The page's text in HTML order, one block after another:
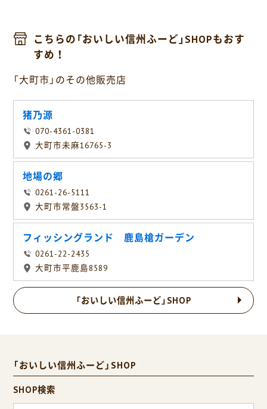
こちらの「おいしい信州ふーど」SHOPもおす
すめ！
「大町市」のその他販売店
猪乃源
070-4361-0381
大町市未麻16765-3
地場の郷
0261-26-5111
大町市常盤3563-1
フィッシングランド 鹿島槍ガーデン
0261-22-2435
大町市平鹿島8589
「おいしい信州ふーど」SHOP
「おいしい信州ふーど」SHOP
SHOP検索